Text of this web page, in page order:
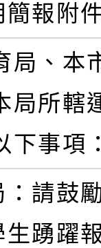
簡報附
局、本
局所轄
下事項
：請鼓
生踴躍